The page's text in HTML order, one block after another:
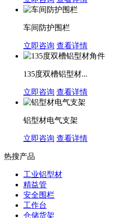
车间防护围栏
立即咨询 查看详情
135度双槽铝型材...
立即咨询 查看详情
铝型材电气支架
立即咨询 查看详情
热搜产品
工业铝型材
精益管
安全围栏
工作台
仓储货架